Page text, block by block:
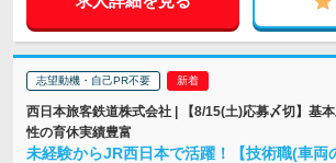
志望動機・自己PR不要
西日本旅客鉄道株式会社 | 【8/15(土)応募〆切】基
性の育休実績豊富
未経験からJR西日本で活躍！【技術職(車両